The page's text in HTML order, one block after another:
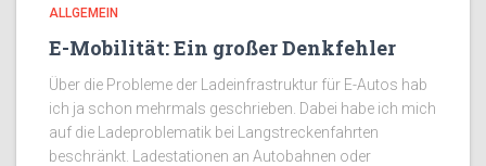
ALLGEMEIN
E-Mobilität: Ein großer Denkfehler
Über die Probleme der Ladeinfrastruktur für E-Autos hab
ich ja schon mehrmals geschrieben. Dabei habe ich mich
auf die Ladeproblematik bei Langstreckenfahrten
beschränkt. Ladestationen an Autobahnen oder